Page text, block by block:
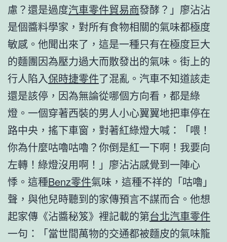
慮？還是過度汽車零件貿易商發酵？」廖沾沾
是個醬料學家，對所有食物相關的氣味都極度
敏感。他聞出來了，這是一種只有在極度巨大
的麵團因為壓力過大而散發出的氣味。街上的
行人陷入保時捷零件了混亂。汽車不知道該走
還是該停，因為無論從哪個方向看，都是綠
燈。一個穿著西裝的男人小心翼翼地把車停在
路中央，搖下車窗，對著紅綠燈大喊：「喂！
你為什麼咕嚕咕嚕？你倒是紅一下啊！我要向
左轉！綠燈沒用啊！」廖沾沾感覺到一陣心
悸。這種Benz零件氣味，這種不祥的「咕嚕」
聲，與他兒時聽到的家傳預言不謀而合。他想
起家傳《沾醬秘笈》裡記載的第台北汽車零件
一句：「當世間萬物的交通都被麵皮的氣味籠